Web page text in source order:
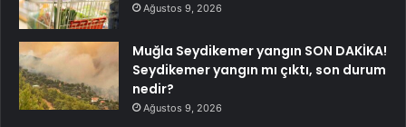
Ağustos 9, 2026
Muğla Seydikemer yangın SON DAKİKA!
Seydikemer yangın mı çıktı, son durum
nedir?
Ağustos 9, 2026